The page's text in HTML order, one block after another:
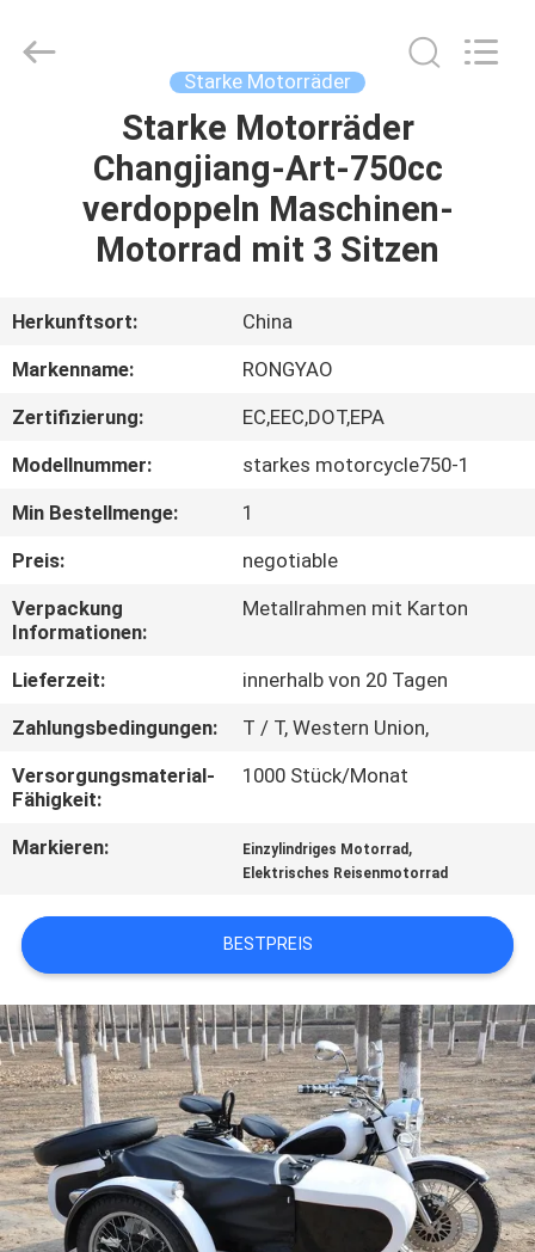
PRODUKTE
UNS
AUSFLUG
QUALITÄTSKONTROLLE
TRETEN
SIE
MIT
UNS
VERBINDUNG
SIE
EIN
ZITAT
SITEMAP
DATENSCHUTZRICHTLINIE
Co.,Ltd.
Starke Motorräder
Starke Motorräder
Changjiang-Art-750cc
verdoppeln Maschinen-
Motorrad mit 3 Sitzen
Herkunftsort:
China
Markenname:
RONGYAO
Zertifizierung:
EC,EEC,DOT,EPA
Modellnummer:
starkes motorcycle750-1
Min Bestellmenge:
1
Preis:
negotiable
Verpackung
Informationen:
Metallrahmen mit Karton
Lieferzeit:
innerhalb von 20 Tagen
Zahlungsbedingungen:
T / T, Western Union,
Versorgungsmaterial-
Fähigkeit:
1000 Stück/Monat
Markieren: Einzylindriges Motorrad ,
Elektrisches Reisenmotorrad
BESTPREIS